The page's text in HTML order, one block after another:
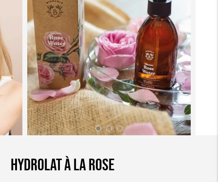
Hydrolat à la rose